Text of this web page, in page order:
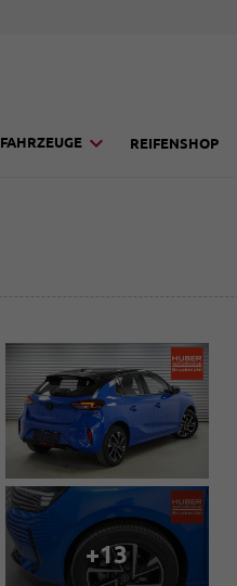
FAHRZEUGE REIFENSHOP
+13